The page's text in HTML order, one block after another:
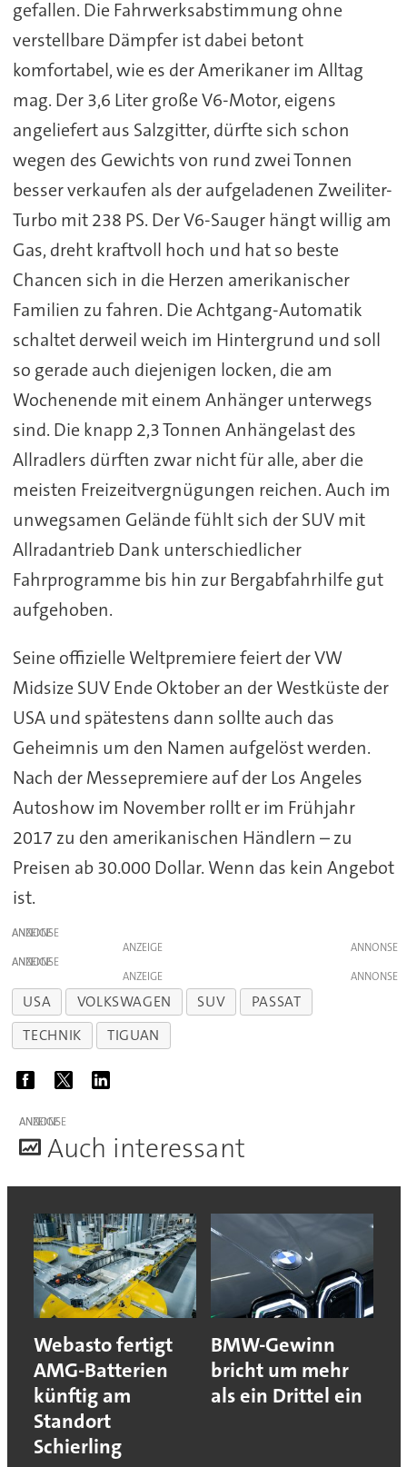
gefallen. Die Fahrwerksabstimmung ohne
verstellbare Dämpfer ist dabei betont
komfortabel, wie es der Amerikaner im Alltag
mag. Der 3,6 Liter große V6-Motor, eigens
angeliefert aus Salzgitter, dürfte sich schon
wegen des Gewichts von rund zwei Tonnen
besser verkaufen als der aufgeladenen Zweiliter-
Turbo mit 238 PS. Der V6-Sauger hängt willig am
Gas, dreht kraftvoll hoch und hat so beste
Chancen sich in die Herzen amerikanischer
Familien zu fahren. Die Achtgang-Automatik
schaltet derweil weich im Hintergrund und soll
so gerade auch diejenigen locken, die am
Wochenende mit einem Anhänger unterwegs
sind. Die knapp 2,3 Tonnen Anhängelast des
Allradlers dürften zwar nicht für alle, aber die
meisten Freizeitvergnügungen reichen. Auch im
unwegsamen Gelände fühlt sich der SUV mit
Allradantrieb Dank unterschiedlicher
Fahrprogramme bis hin zur Bergabfahrhilfe gut
aufgehoben.
Seine offizielle Weltpremiere feiert der VW
Midsize SUV Ende Oktober an der Westküste der
USA und spätestens dann sollte auch das
Geheimnis um den Namen aufgelöst werden.
Nach der Messepremiere auf der Los Angeles
Autoshow im November rollt er im Frühjahr
2017 zu den amerikanischen Händlern – zu
Preisen ab 30.000 Dollar. Wenn das kein Angebot
ist.
ANZEIGE
ANZEIGE
ANZEIGE
ANZEIGE
USA VOLKSWAGEN SUV
PASSAT
TECHNIK
TIGUAN
ANZEIGE
Auch interessant
Webasto fertigt
AMG-Batterien
künftig am
Standort
Schierling
BMW-Gewinn
bricht um mehr
als ein Drittel ein